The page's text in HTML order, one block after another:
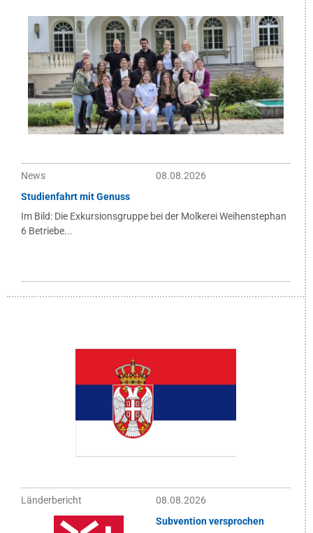
News
08.08.2026
Studienfahrt mit Genuss
Im Bild: Die Exkursionsgruppe bei der Molkerei Weihenstephan
6 Betriebe...
Länderbericht
08.08.2026
Subvention versprochen